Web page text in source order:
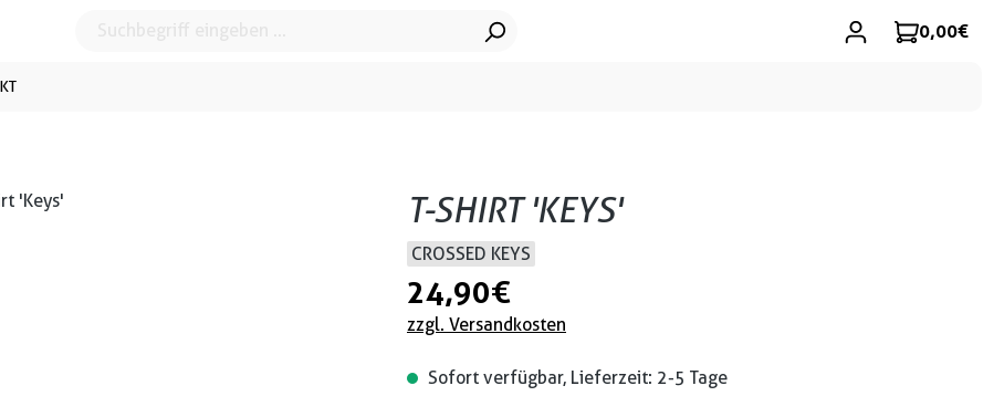
0,00 €
T-SHIRT 'KEYS'
CROSSED KEYS
24,90 €
zzgl. Versandkosten
Sofort verfügbar, Lieferzeit: 2-5 Tage